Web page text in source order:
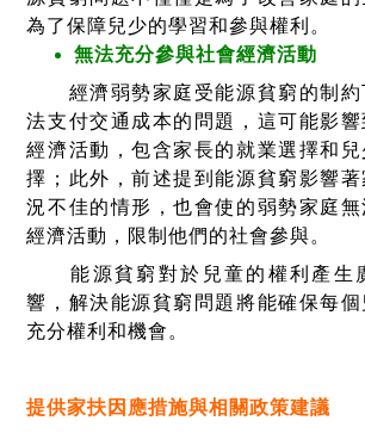
為了保障兒少的學習和參與權利。
無法充分參與社會經濟活動
經濟弱勢家庭受能源貧窮的制約
法支付交通成本的問題，這可能影
經濟活動，包含家長的就業選擇和
擇；此外，前述提到能源貧窮影響
況不佳的情形，也會使的弱勢家庭
經濟活動，限制他們的社會參與。
能源貧窮對於兒童的權利產生
響，解決能源貧窮問題將能確保每
充分權利和機會。
提供家扶因應措施與相關政策建議